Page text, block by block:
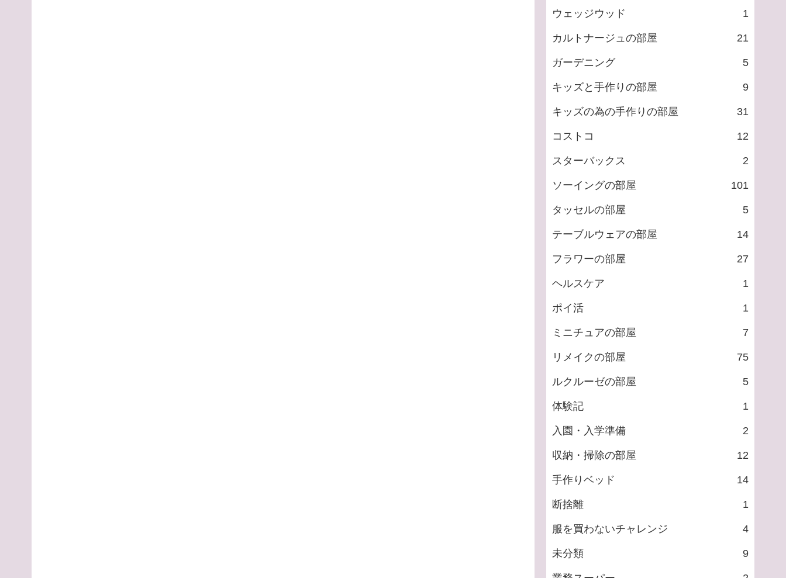
ウェッジウッド 1
カルトナージュの部屋 21
ガーデニング 5
キッズと手作りの部屋 9
キッズの為の手作りの部屋 31
コストコ 12
スターバックス 2
ソーイングの部屋 101
タッセルの部屋 5
テーブルウェアの部屋 14
フラワーの部屋 27
ヘルスケア 1
ポイ活 1
ミニチュアの部屋 7
リメイクの部屋 75
ルクルーゼの部屋 5
体験記 1
入園・入学準備 2
収納・掃除の部屋 12
手作りベッド 14
断捨離 1
服を買わないチャレンジ 4
未分類 9